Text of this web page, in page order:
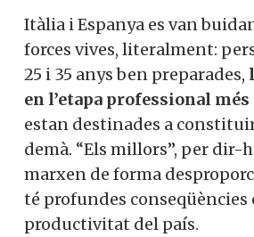
Itàlia i Espanya es van
forces vives, literalment:
25 i 35 anys ben preparades,
en l’etapa professional
estan destinades a
demà. “Els millors”, per dir-
marxen de forma
té profundes conseqüències
productivitat del país.